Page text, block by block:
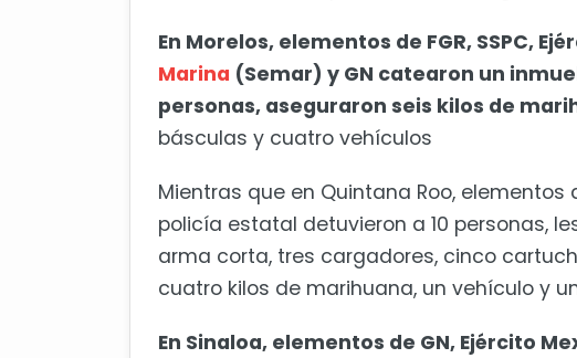
En Morelos, elementos de FGR, SSPC,
Marina (Semar) y GN catearon un
personas, aseguraron seis kilos de
básculas y cuatro vehículos
Mientras que en Quintana Roo, elementos
policía estatal detuvieron a 10 personas,
arma corta, tres cargadores, cinco
cuatro kilos de marihuana, un vehículo y
En Sinaloa, elementos de GN, Ejército